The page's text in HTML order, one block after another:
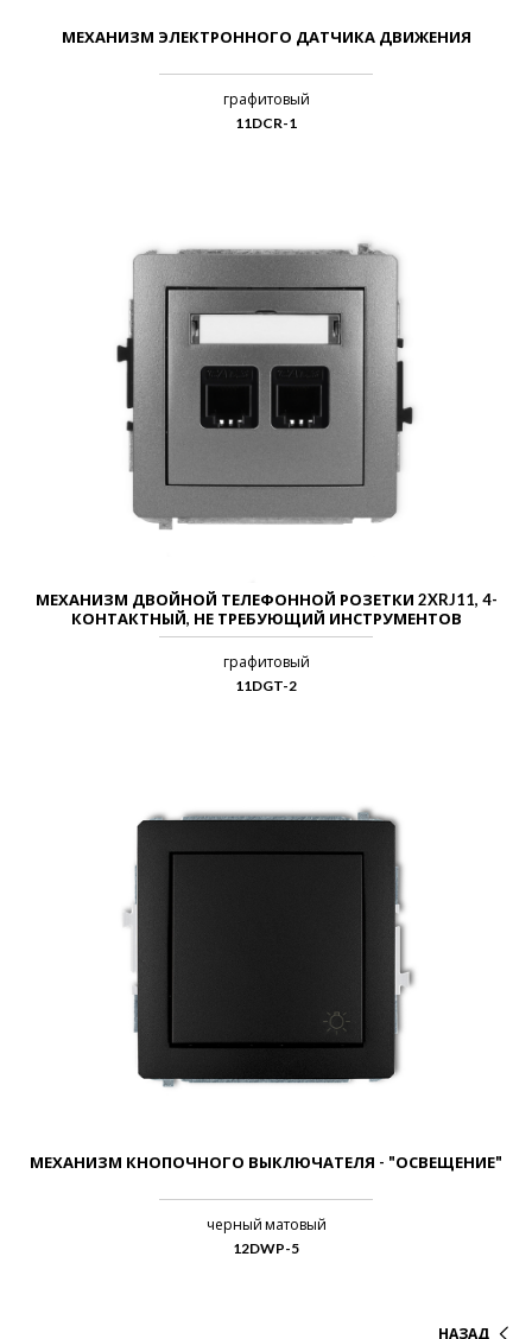
МЕХАНИЗМ ЭЛЕКТРОННОГО ДАТЧИКА ДВИЖЕНИЯ
графитовый
11DCR-1
МЕХАНИЗМ ДВОЙНОЙ ТЕЛЕФОННОЙ РОЗЕТКИ 2XRJ11, 4-
КОНТАКТНЫЙ, НЕ ТРЕБУЮЩИЙ ИНСТРУМЕНТОВ
графитовый
11DGT-2
МЕХАНИЗМ КНОПОЧНОГО ВЫКЛЮЧАТЕЛЯ - "ОСВЕЩЕНИЕ"
черный матовый
12DWP-5
НАЗАД